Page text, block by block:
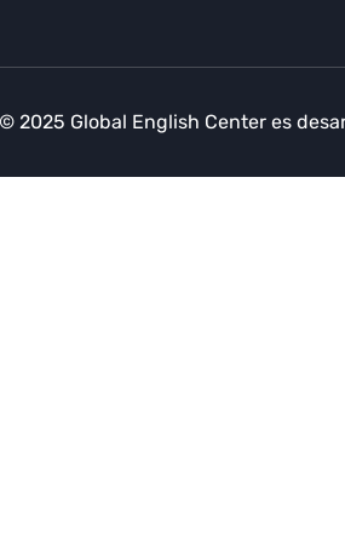
2025 Global English Center es